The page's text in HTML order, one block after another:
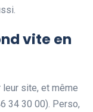
vite en
leur site, et même
34 30 00). Perso,